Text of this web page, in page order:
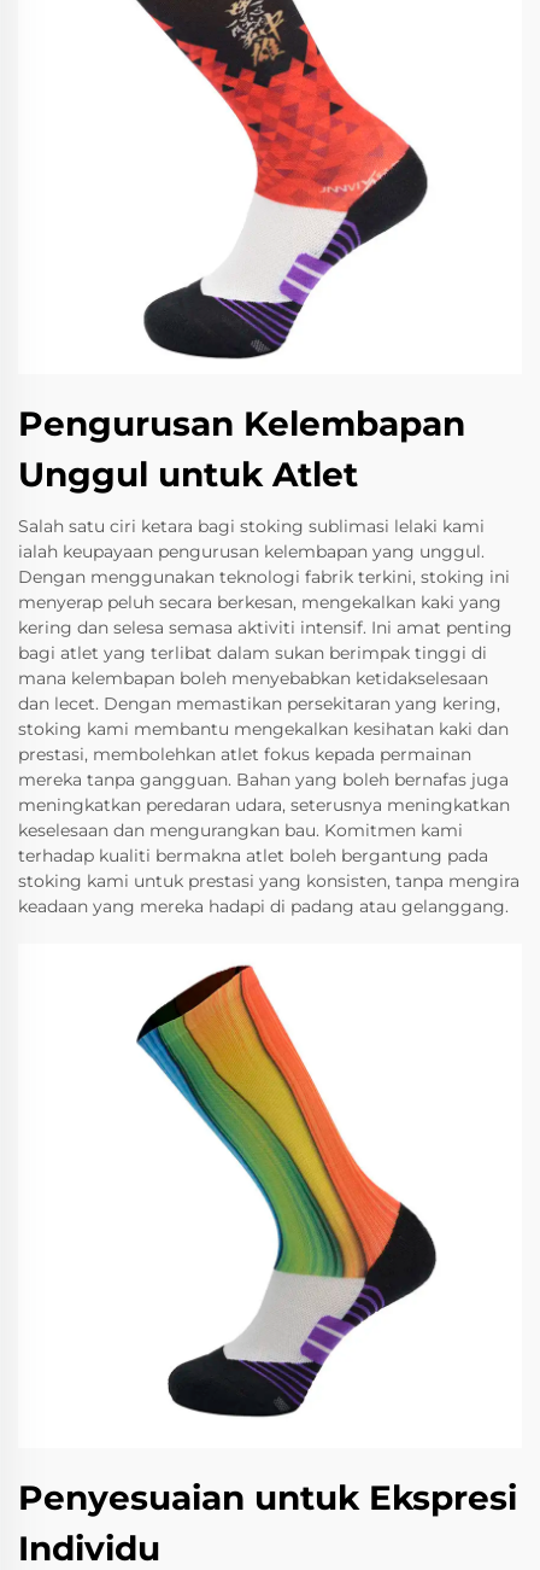
Pengurusan Kelembapan
Unggul untuk Atlet
Salah satu ciri ketara bagi stoking sublimasi lelaki kami
ialah keupayaan pengurusan kelembapan yang unggul.
Dengan menggunakan teknologi fabrik terkini, stoking ini
menyerap peluh secara berkesan, mengekalkan kaki yang
kering dan selesa semasa aktiviti intensif. Ini amat penting
bagi atlet yang terlibat dalam sukan berimpak tinggi di
mana kelembapan boleh menyebabkan ketidakselesaan
dan lecet. Dengan memastikan persekitaran yang kering,
stoking kami membantu mengekalkan kesihatan kaki dan
prestasi, membolehkan atlet fokus kepada permainan
mereka tanpa gangguan. Bahan yang boleh bernafas juga
meningkatkan peredaran udara, seterusnya meningkatkan
keselesaan dan mengurangkan bau. Komitmen kami
terhadap kualiti bermakna atlet boleh bergantung pada
stoking kami untuk prestasi yang konsisten, tanpa mengira
keadaan yang mereka hadapi di padang atau gelanggang.
Penyesuaian untuk Ekspresi
Individu